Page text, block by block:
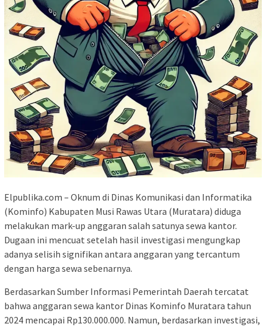
Elpublika.com – Oknum di Dinas Komunikasi dan Informatika
(Kominfo) Kabupaten Musi Rawas Utara (Muratara) diduga
melakukan mark-up anggaran salah satunya sewa kantor.
Dugaan ini mencuat setelah hasil investigasi mengungkap
adanya selisih signifikan antara anggaran yang tercantum
dengan harga sewa sebenarnya.
Berdasarkan Sumber Informasi Pemerintah Daerah tercatat
bahwa anggaran sewa kantor Dinas Kominfo Muratara tahun
2024 mencapai Rp130.000.000. Namun, berdasarkan investigasi,